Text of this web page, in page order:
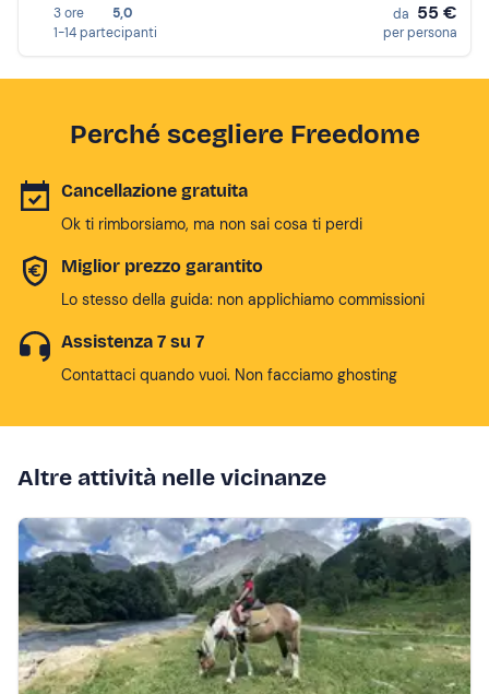
3 ore
5,0
1-14 partecipanti
da 55 €
per persona
Perché scegliere Freedome
Cancellazione gratuita
Ok ti rimborsiamo, ma non sai cosa ti perdi
Miglior prezzo garantito
Lo stesso della guida: non applichiamo commissioni
Assistenza 7 su 7
Contattaci quando vuoi. Non facciamo ghosting
Altre attività nelle vicinanze